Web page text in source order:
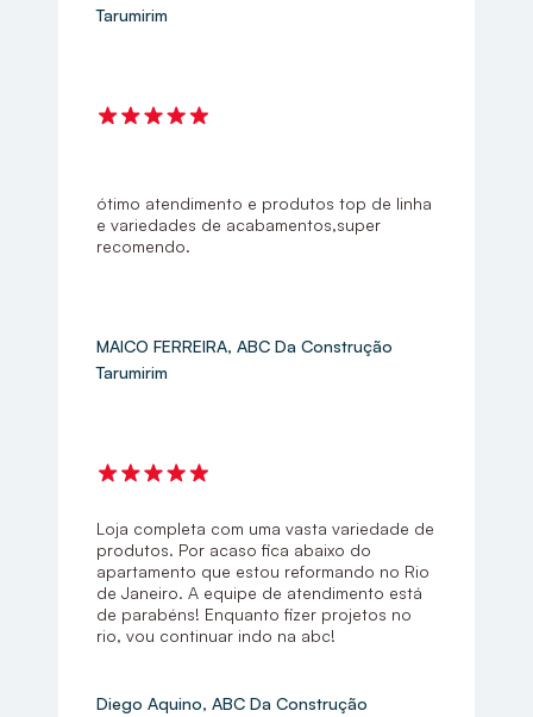
Tarumirim
ótimo atendimento e produtos top de linha
e variedades de acabamentos,super
recomendo.
MAICO FERREIRA, ABC Da Construção
Tarumirim
Loja completa com uma vasta variedade de
produtos. Por acaso fica abaixo do
apartamento que estou reformando no Rio
de Janeiro. A equipe de atendimento está
de parabéns! Enquanto fizer projetos no
rio, vou continuar indo na abc!
Diego Aquino, ABC Da Construção